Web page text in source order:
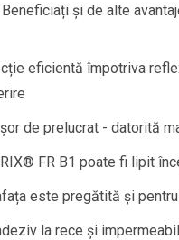
și de alte
eficientă împotriva
de prelucrat - datorită
FR B1 poate fi lipit
este pregătită și
la rece și